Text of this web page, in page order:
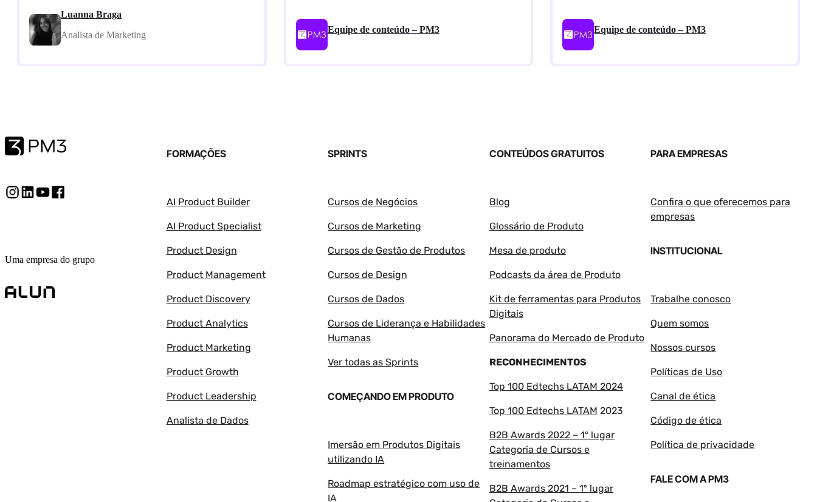
Luanna Braga
Analista de Marketing
Equipe de conteúdo – PM3 Equipe de conteúdo – PM3
Uma empresa do grupo
FORMAÇÕES
AI Product Builder
AI Product Specialist
Product Design
Product Management
Product Discovery
Product Analytics
Product Marketing
Product Growth
Product Leadership
Analista de Dados
SPRINTS
Cursos de Negócios
Cursos de Marketing
Cursos de Gestão de Produtos
Cursos de Design
Cursos de Dados
Cursos de Liderança e Habilidades
Humanas
Ver todas as Sprints
COMEÇANDO EM PRODUTO
Imersão em Produtos Digitais
utilizando IA
Roadmap estratégico com uso de
IA
CONTEÚDOS GRATUITOS
Blog
Glossário de Produto
Mesa de produto
Podcasts da área de Produto
Kit de ferramentas para Produtos
Digitais
Panorama do Mercado de Produto
RECONHECIMENTOS
Top 100 Edtechs LATAM 2024
Top 100 Edtechs LATAM 2023
B2B Awards 2022 – 1º lugar
Categoria de Cursos e
treinamentos
B2B Awards 2021 – 1º lugar
PARA EMPRESAS
Confira o que oferecemos para
empresas
INSTITUCIONAL
Trabalhe conosco
Quem somos
Nossos cursos
Políticas de Uso
Canal de ética
Código de ética
Política de privacidade
FALE COM A PM3